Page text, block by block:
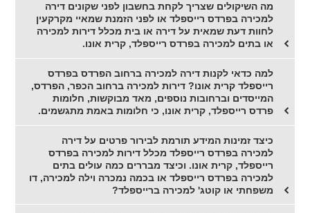
מה השיקולים שצריך לקחת בחשבון לפני שקונים דירה
למכירה בפרדס רייספלד או לפני הזמנת שמאיי מקרקעין
לחוות דעת שמאית על דירה או בית מכלל דירות למכירה
או בתים למכירה בפרדס רייספלד, קרית אונו.
למה כדאי לקנות דירה למכירה ברחוב הפרדס בפרדס
רייספלד קרית אונו? דירות למכירה ברחוב הכפר, הפרדס,
המייסדים וברחובות נוספים, מאד מבוקשות, חלומות
פרדס רייספלד, קרית אונו, כי חלומות באמת מתגשמים.
כיצד זמינות המידע תורמת לבירור פרטים על דירה
למכירה בפרדס רייספלד מכלל דירות למכירה בפרדס
רייספלד, קרית אונו. וכיצד מבררים כמה עולים בתים
למכירה בפרדס רייספלד או בכמה נמכרה וילה למכירה, דו
משפחתי או קוטג' למכירה ברייספלד?